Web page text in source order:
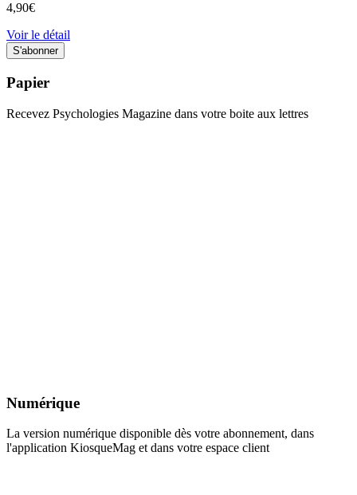
4,90€
Voir le détail
Papier
Recevez Psychologies Magazine dans votre boite aux lettres
Numérique
La version numérique disponible dès votre abonnement, dans
l'application KiosqueMag et dans votre espace client